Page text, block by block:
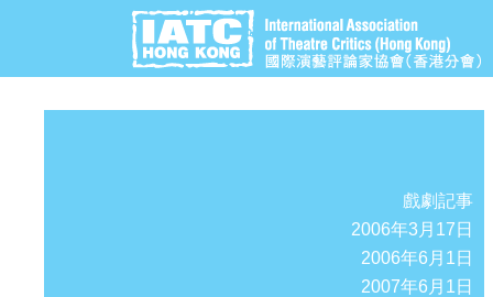
戲劇記事
2006年3月17日
2006年6月1日
2007年6月1日